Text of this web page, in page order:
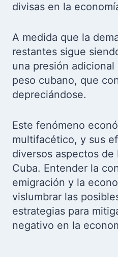
divisas en la
A medida que la
restantes sigue
una presión
peso cubano, que
depreciándose.
Este fenómeno
multifacético, y sus
diversos aspectos
Cuba. Entender la
emigración y la
vislumbrar las
estrategias para
negativo en la